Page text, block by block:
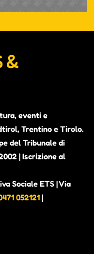
&
eventi e
Trentino e Tirolo.
del Tribunale di
| Iscrizione al
Sociale ETS | Via
052121 |